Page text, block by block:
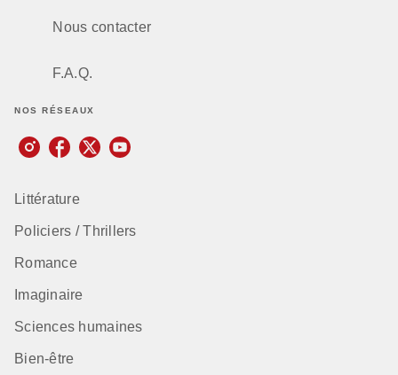
Nous contacter
F.A.Q.
NOS RÉSEAUX
Littérature
Policiers / Thrillers
Romance
Imaginaire
Sciences humaines
Bien-être